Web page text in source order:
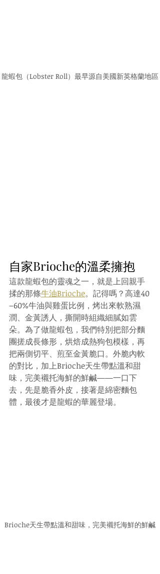
龍蝦包（Lobster Roll）最早源自美國新英格蘭地區
自家Brioche的溫柔擁抱
這款龍蝦包的靈魂之一，就是上回親手
揉的那條牛油Brioche。記得嗎？高達40
–60%牛油與雞蛋比例，烤出來軟熟濕
潤、金黃誘人，撕開時組織細膩如雲
朵。為了做龍蝦包，我們特別把部分麵
團搓成長條形，烘焙成熱狗包模樣，再
把兩側切平、煎至金黃脆口。外脆內軟
的對比，加上Brioche天生帶點溫和甜
味，完美襯托海鮮的鮮鹹——一口下
去，先是脆香外皮，接著是綿密麵包
體，最後才是龍蝦的華麗登場。
Brioche天生帶點溫和甜味，完美襯托海鮮的鮮鹹